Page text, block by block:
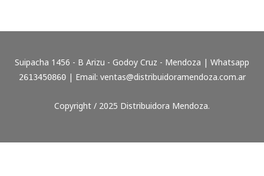
Suipacha 1456 - B Arizu - Godoy Cruz - Mendoza | Whatsapp
2613450860| Email: ventas@distribuidoramendoza.com.ar
Copyright / 2025 Distribuidora Mendoza.